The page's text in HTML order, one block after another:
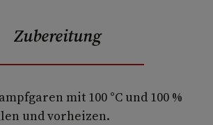
Zubereitung
mit 100 °C und 100 %
und vorheizen.